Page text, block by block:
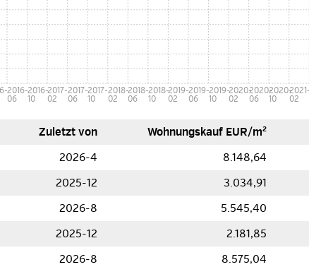
2016-
06
2016-
10
2017-
02
2017-
06
2017-
10
2018-
02
2018-
06
2018-
10
2019-
02
2019-
06
2019-
10
2020-
02
2020-
06
2020-
10
02
Zuletzt von Woh­nungs­kauf EUR/m²
2026-4 8.148,64
2025-12 3.034,91
2026-8 5.545,40
2025-12 2.181,85
2026-8 8.575,04